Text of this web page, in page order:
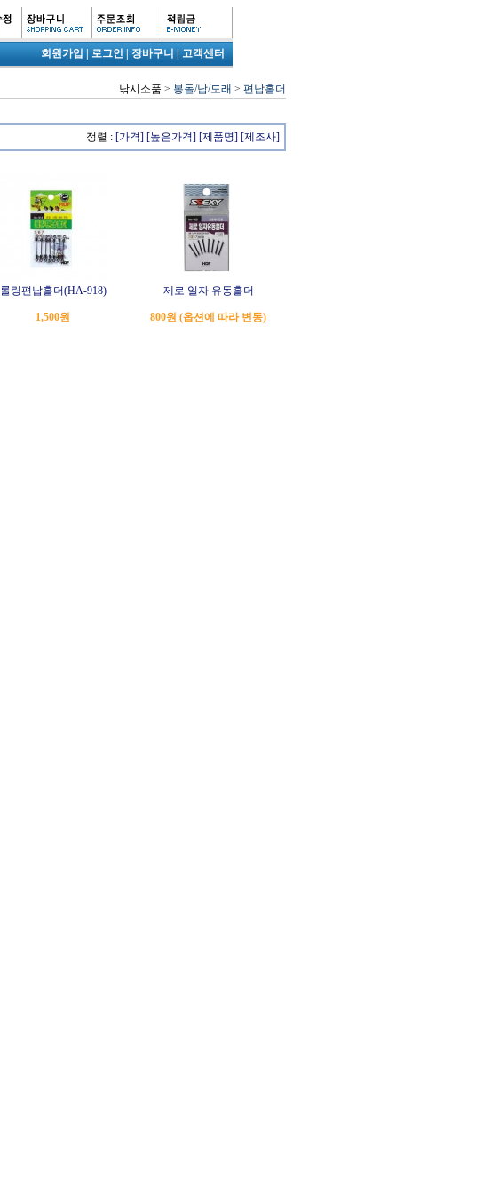
회원가입 로그인 장바구니 고객센터
낚시소품 > 봉돌/납/도래 > 편납홀더
정렬 : [가격] [높은가격] [제품명] [제조사]
롤링편납홀더(HA-918)
1,500원
제로 일자 유동홀더
800원 (옵션에 따라 변동)